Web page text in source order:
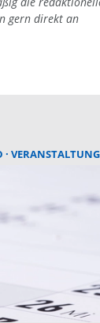
gern direkt an
VERANSTALTUNG